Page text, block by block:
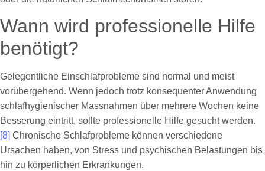
Wann wird professionelle Hilfe
benötigt?
Gelegentliche Einschlafprobleme sind normal und meist
vorübergehend. Wenn jedoch trotz konsequenter Anwendung
schlafhygienischer Massnahmen über mehrere Wochen keine
Besserung eintritt, sollte professionelle Hilfe gesucht werden.
[8] Chronische Schlafprobleme können verschiedene
Ursachen haben, von Stress und psychischen Belastungen bis
hin zu körperlichen Erkrankungen.